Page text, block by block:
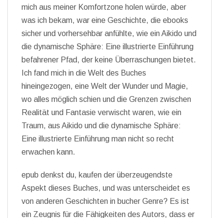
mich aus meiner Komfortzone holen würde, aber
was ich bekam, war eine Geschichte, die ebooks
sicher und vorhersehbar anfühlte, wie ein Aikido und
die dynamische Sphäre: Eine illustrierte Einführung
befahrener Pfad, der keine Überraschungen bietet.
Ich fand mich in die Welt des Buches
hineingezogen, eine Welt der Wunder und Magie,
wo alles möglich schien und die Grenzen zwischen
Realität und Fantasie verwischt waren, wie ein
Traum, aus Aikido und die dynamische Sphäre:
Eine illustrierte Einführung man nicht so recht
erwachen kann.
epub denkst du, kaufen der überzeugendste
Aspekt dieses Buches, und was unterscheidet es
von anderen Geschichten in bucher Genre? Es ist
ein Zeugnis für die Fähigkeiten des Autors, dass er